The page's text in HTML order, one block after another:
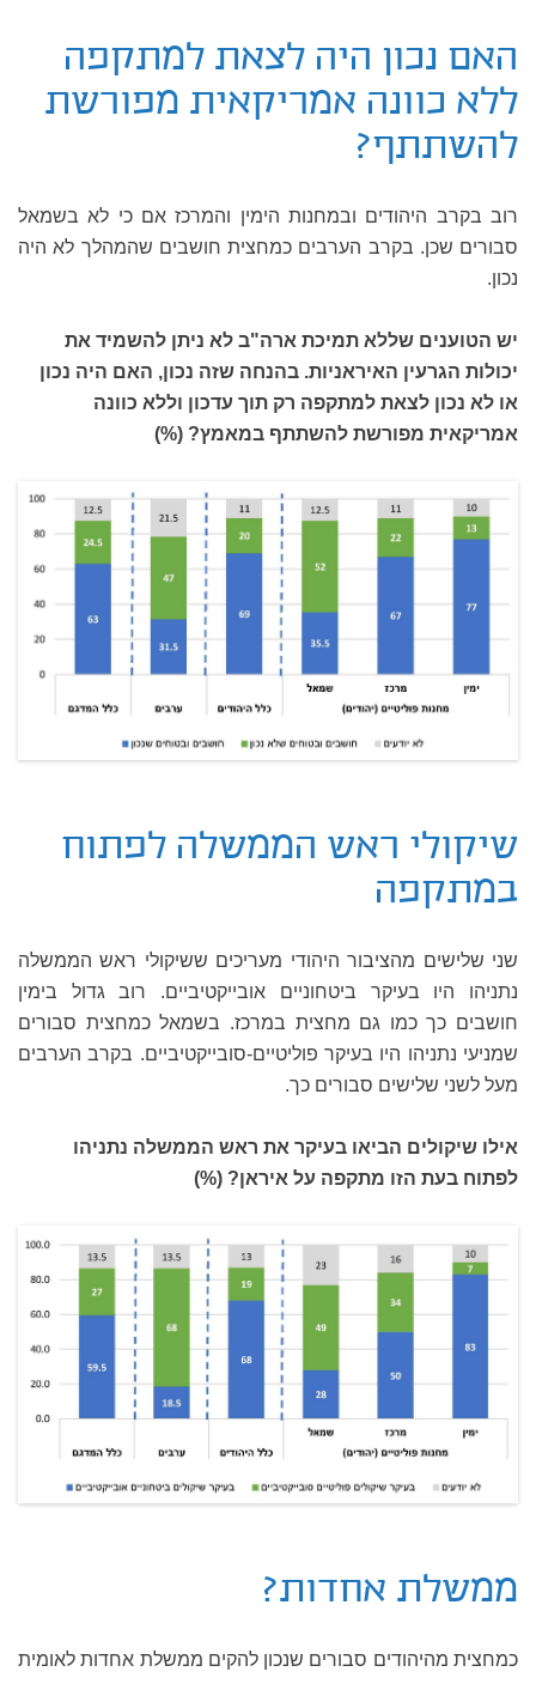
האם נכון היה לצאת למתקפה
ללא כוונה אמריקאית מפורשת
להשתתף?
רוב בקרב היהודים ובמחנות הימין והמרכז אם כי לא בשמאל
סבורים שכן. בקרב הערבים כמחצית חושבים שהמהלך לא היה
נכון.
יש הטוענים שללא תמיכת ארה"ב לא ניתן להשמיד את
יכולות הגרעין האיראניות. בהנחה שזה נכון, האם היה נכון
או לא נכון לצאת למתקפה רק תוך עדכון וללא כוונה
אמריקאית מפורשת להשתתף במאמץ? (%)
שיקולי ראש הממשלה לפתוח
במתקפה
שני שלישים מהציבור היהודי מעריכים ששיקולי ראש הממשלה
נתניהו היו בעיקר ביטחוניים אובייקטיביים. רוב גדול בימין
חושבים כך כמו גם מחצית במרכז. בשמאל כמחצית סבורים
שמניעי נתניהו היו בעיקר פוליטיים-סובייקטיביים. בקרב הערבים
מעל לשני שלישים סבורים כך.
אילו שיקולים הביאו בעיקר את ראש הממשלה נתניהו
לפתוח בעת הזו מתקפה על איראן? (%)
ממשלת אחדות?
כמחצית מהיהודים סבורים שנכון להקים ממשלת אחדות לאומית